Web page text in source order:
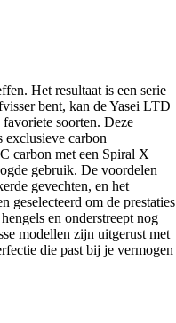
Het resultaat is een serie
bent, kan de Yasei LTD
soorten. Deze
exclusieve carbon
carbon met een Spiral X
gebruik. De voordelen
gevechten, en het
geselecteerd om de prestaties
en onderstreept nog
modellen zijn uitgerust met
die past bij je vermogen